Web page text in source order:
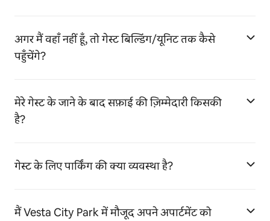
अगर मैं वहाँ नहीं हूँ, तो गेस्ट बिल्डिंग/यूनिट तक कैसे
पहुँचेंगे?
मेरे गेस्ट के जाने के बाद सफ़ाई की ज़िम्मेदारी किसकी
है?
गेस्ट के लिए पार्किंग की क्या व्यवस्था है?
मैं Vesta City Park में मौजूद अपने अपार्टमेंट को